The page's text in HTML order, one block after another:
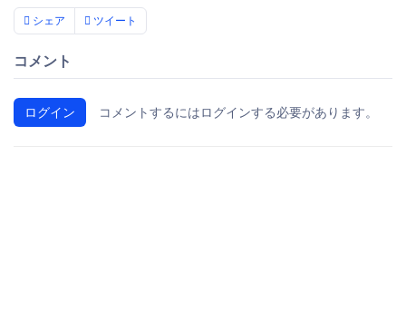
シェア ツイート
コメント
ログイン コメントするにはログインする必要があります。